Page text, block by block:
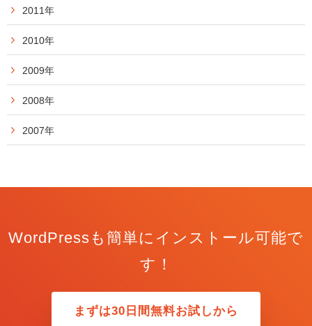
2011年
2010年
2009年
2008年
2007年
WordPressも簡単にインストール可能で
す！
まずは30日間無料お試しから